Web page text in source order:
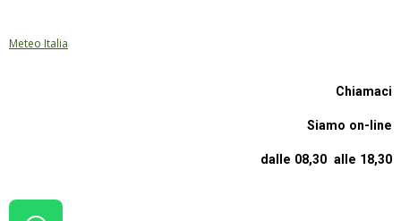
Meteo Italia
Chiamaci
Siamo on-line
dalle 08,30 alle 18,30